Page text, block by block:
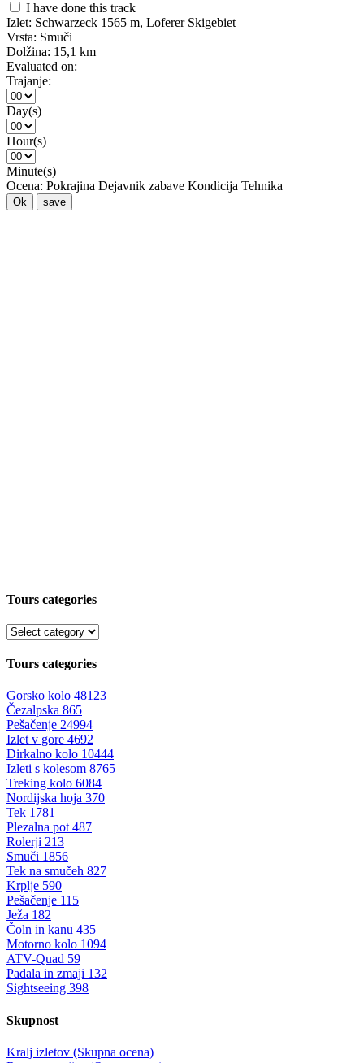
I have done this track
Izlet: Schwarzeck 1565 m, Loferer Skigebiet
Vrsta: Smuči
Dolžina: 15,1 km
Evaluated on:
Trajanje:
Day(s)
Hour(s)
Minute(s)
Ocena: Pokrajina Dejavnik zabave Kondicija Tehnika
Ok save
Tours categories
Tours categories
Gorsko kolo 48123
Čezalpska 865
Pešačenje 24994
Izlet v gore 4692
Dirkalno kolo 10444
Izleti s kolesom 8765
Treking kolo 6084
Nordijska hoja 370
Tek 1781
Plezalna pot 487
Rolerji 213
Smuči 1856
Tek na smučeh 827
Krplje 590
Pešačenje 115
Ježa 182
Čoln in kanu 435
Motorno kolo 1094
ATV-Quad 59
Padala in zmaji 132
Sightseeing 398
Skupnost
Kralj izletov (Skupna ocena)